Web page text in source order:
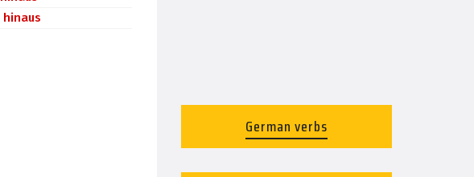
hinaus
German verbs